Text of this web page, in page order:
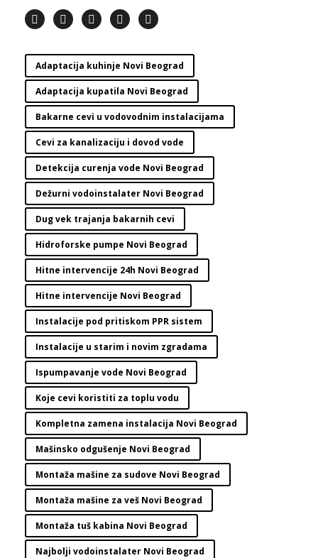
Adaptacija kuhinje Novi Beograd
Adaptacija kupatila Novi Beograd
Bakarne cevi u vodovodnim instalacijama
Cevi za kanalizaciju i dovod vode
Detekcija curenja vode Novi Beograd
Dežurni vodoinstalater Novi Beograd
Dug vek trajanja bakarnih cevi
Hidroforske pumpe Novi Beograd
Hitne intervencije 24h Novi Beograd
Hitne intervencije Novi Beograd
Instalacije pod pritiskom PPR sistem
Instalacije u starim i novim zgradama
Ispumpavanje vode Novi Beograd
Koje cevi koristiti za toplu vodu
Kompletna zamena instalacija Novi Beograd
Mašinsko odgušenje Novi Beograd
Montaža mašine za sudove Novi Beograd
Montaža mašine za veš Novi Beograd
Montaža tuš kabina Novi Beograd
Najbolji vodoinstalater Novi Beograd